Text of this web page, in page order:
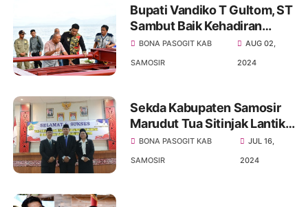
Bupati Vandiko T Gultom, ST
Sambut Baik Kehadiran
Investasi Docking Kapal Di
Kabupaten Samosir
BONA PASOGIT KAB
SAMOSIR
AUG 02,
2024
Sekda Kabupaten Samosir
Marudut Tua Sitinjak Lantik
Dua Orang Pejabat Pimpinan
Tinggi Pratama
BONA PASOGIT KAB
SAMOSIR
JUL 16,
2024